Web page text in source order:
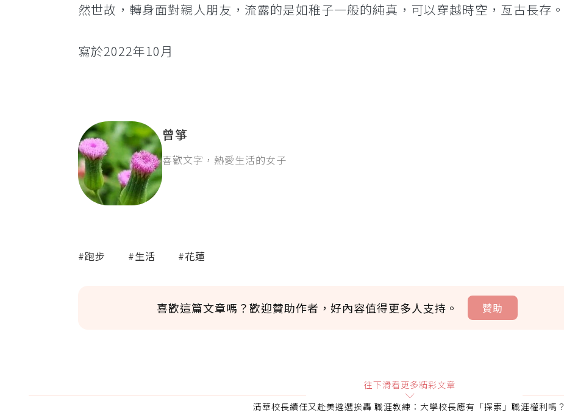
然世故，轉身面對親人朋友，流露的是如稚子一般的純真，可以穿越時空，亙古長存。
寫於2022年10月
曾箏
喜歡文字，熱愛生活的女子
#跑步 #生活 #花蓮
喜歡這篇文章嗎？歡迎贊助作者，好內容值得更多人支持。 贊助
往下滑看更多精彩文章
清華校長續任又赴美遴選挨轟 職涯教練：大學校長應有「探索」職涯權利嗎？